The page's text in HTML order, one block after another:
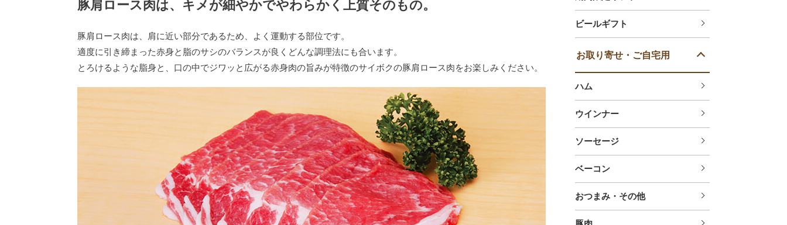
ビールギフト
お取り寄せ・ご自宅用
ハム
ウインナー
ソーセージ
ベーコン
おつまみ・その他
豚肩ロース肉は、キメが細やかでやわらかく上質そのもの。
豚肩ロース肉は、肩に近い部分であるため、よく運動する部位です。
適度に引き締まった赤身と脂のサシのバランスが良くどんな調理法にも合います。
とろけるような脂身と、口の中でジワッと広がる赤身肉の旨みが特徴のサイボクの豚肩ロース肉をお楽しみください。